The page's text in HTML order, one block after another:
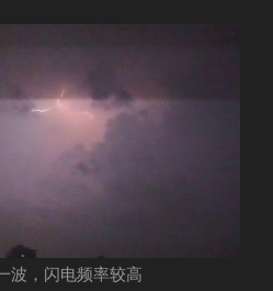
波，闪电频率较高